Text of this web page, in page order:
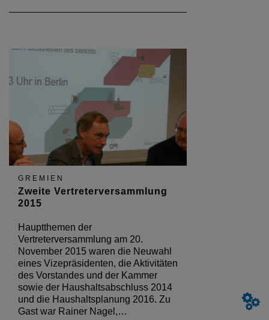
GREMIEN
Zweite Vertreterversammlung
2015
Hauptthemen der
Vertreterversammlung am 20.
November 2015 waren die Neuwahl
eines Vizepräsidenten, die Aktivitäten
des Vorstandes und der Kammer
sowie der Haushaltsabschluss 2014
und die Haushaltsplanung 2016. Zu
Gast war Rainer Nagel,…